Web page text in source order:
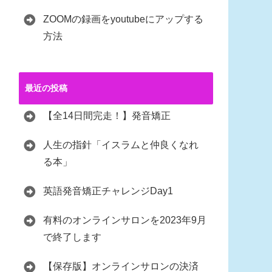
ZOOMの録画をyoutubeにアップする
方法
最近の投稿
【全14日間完走！】発音矯正
人生の指針「イスラムと仲良くなれ
る本」
英語発音矯正チャレンジDay1
有料のオンラインサロンを2023年9月
で終了します
【保存版】オンラインサロンの決済